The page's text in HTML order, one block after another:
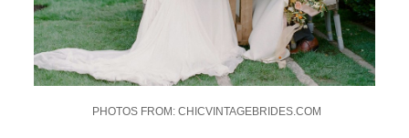
PHOTOS FROM: CHICVINTAGEBRIDES.COM